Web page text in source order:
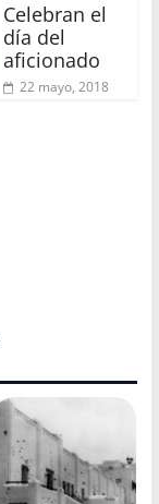
Celebran el
día del
aficionado
22 mayo, 2018